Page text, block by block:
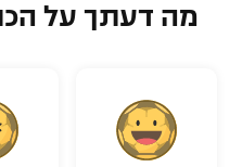
מה דעתך על